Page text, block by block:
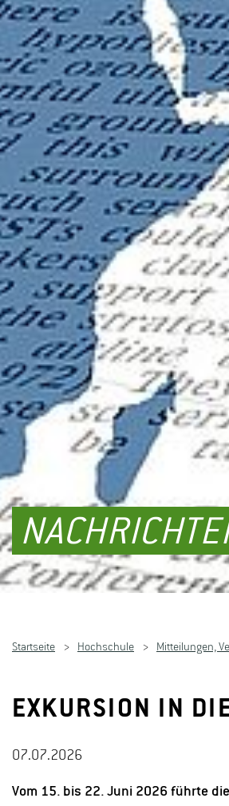
Startseite Hochschule Mitteilungen,
EXKURSION IN
07.07.2026
Vom 15. bis 22. Juni 2026 führte